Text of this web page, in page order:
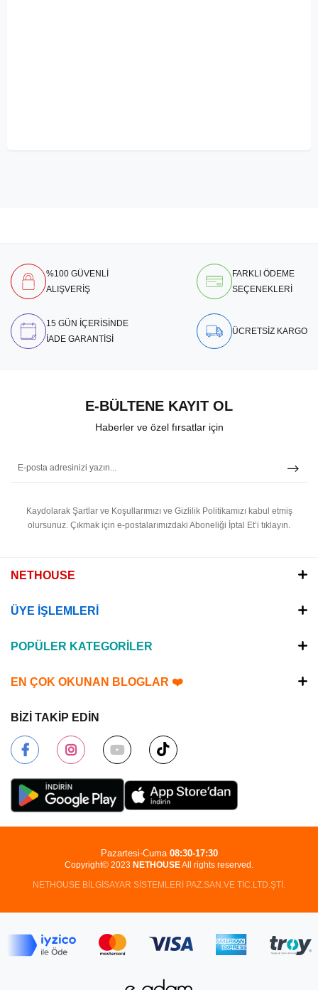
%100 GÜVENLİ
ALIŞVERİŞ
FARKLI ÖDEME
SEÇENEKLERİ
15 GÜN İÇERİSİNDE
İADE GARANTİSİ
ÜCRETSİZ KARGO
E-BÜLTENE KAYIT OL
Haberler ve özel fırsatlar için
Kaydolarak Şartlar ve Koşullarımızı ve Gizlilik Politikamızı kabul etmiş
olursunuz. Çıkmak için e-postalarımızdaki Aboneliği İptal Et’i tıklayın.
NETHOUSE
ÜYE İŞLEMLERİ
POPÜLER KATEGORİLER
EN ÇOK OKUNAN BLOGLAR ❤️
BİZİ TAKİP EDİN
Copyright© 2023 NETHOUSEAll rights reserved.
NETHOUSE BİLGİSAYAR SİSTEMLERİ PAZ.SAN.VE TİC.LTD.ŞTİ.
Pazartesi-Cuma 08:30-17:30